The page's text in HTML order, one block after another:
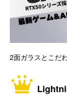
2面ガラスとこだ